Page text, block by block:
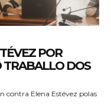
POR
TRABALLO DOS
contra Elena Estévez polas